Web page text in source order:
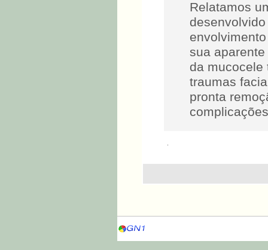
Relatamos
sua
da mucocele
traumas
pronta